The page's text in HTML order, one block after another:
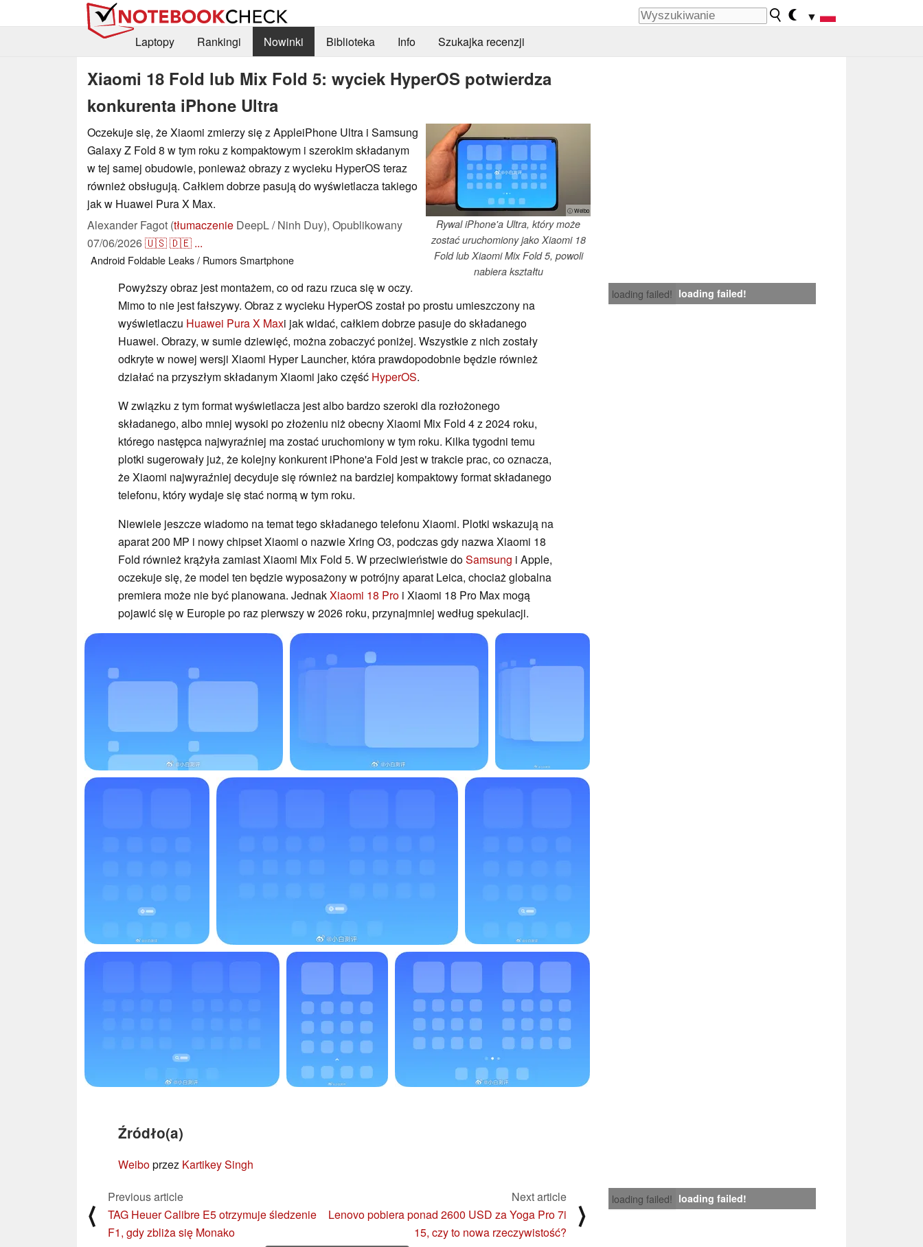
▼
Laptopy
Rankingi Nowinki Biblioteka Info Szukajka recenzji
Xiaomi 18 Fold lub Mix Fold 5: wyciek HyperOS potwierdza
konkurenta iPhone Ultra
ⓘ Weibo
Rywal iPhone'a Ultra, który może
zostać uruchomiony jako Xiaomi 18
Fold lub Xiaomi Mix Fold 5, powoli
nabiera kształtu
Oczekuje się, że Xiaomi zmierzy się z AppleiPhone Ultra i Samsung
Galaxy Z Fold 8 w tym roku z kompaktowym i szerokim składanym
w tej samej obudowie, ponieważ obrazy z wycieku HyperOS teraz
również obsługują. Całkiem dobrze pasują do wyświetlacza takiego
jak w Huawei Pura X Max.
Alexander Fagot (tłumaczenie DeepL / Ninh Duy), Opublikowany
07/06/2026🇺🇸🇩🇪 ...
Android Foldable Leaks / RumorsSmartphone
loading failed! loading failed!
Powyższy obraz jest montażem, co od razu rzuca się w oczy.
Mimo to nie jest fałszywy. Obraz z wycieku HyperOS został po prostu umieszczony na
wyświetlaczu Huawei Pura X Maxi jak widać, całkiem dobrze pasuje do składanego
Huawei. Obrazy, w sumie dziewięć, można zobaczyć poniżej. Wszystkie z nich zostały
odkryte w nowej wersji Xiaomi Hyper Launcher, która prawdopodobnie będzie również
działać na przyszłym składanym Xiaomi jako część HyperOS.
W związku z tym format wyświetlacza jest albo bardzo szeroki dla rozłożonego
składanego, albo mniej wysoki po złożeniu niż obecny Xiaomi Mix Fold 4 z 2024 roku,
którego następca najwyraźniej ma zostać uruchomiony w tym roku. Kilka tygodni temu
plotki sugerowały już, że kolejny konkurent iPhone'a Fold jest w trakcie prac, co oznacza,
że Xiaomi najwyraźniej decyduje się również na bardziej kompaktowy format składanego
telefonu, który wydaje się stać normą w tym roku.
Niewiele jeszcze wiadomo na temat tego składanego telefonu Xiaomi. Plotki wskazują na
aparat 200 MP i nowy chipset Xiaomi o nazwie Xring O3, podczas gdy nazwa Xiaomi 18
Fold również krążyła zamiast Xiaomi Mix Fold 5. W przeciwieństwie doSamsung i Apple,
oczekuje się, że model ten będzie wyposażony w potrójny aparat Leica, chociaż globalna
premiera może nie być planowana. JednakXiaomi 18 Pro i Xiaomi 18 Pro Max mogą
pojawić się w Europie po raz pierwszy w 2026 roku, przynajmniej według spekulacji.
Źródło(a)
Weiboprzez Kartikey Singh
loading failed! loading failed!
⟨
Previous article
TAG Heuer Calibre E5 otrzymuje śledzenie
F1, gdy zbliża się Monako
Next article
Lenovo pobiera ponad 2600 USD za Yoga Pro 7i
15, czy to nowa rzeczywistość?
⟩